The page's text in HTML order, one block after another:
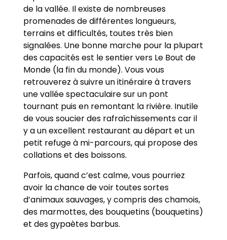
de la vallée. Il existe de nombreuses
promenades de différentes longueurs,
terrains et difficultés, toutes très bien
signalées. Une bonne marche pour la plupart
des capacités est le sentier vers Le Bout de
Monde (la fin du monde). Vous vous
retrouverez à suivre un itinéraire à travers
une vallée spectaculaire sur un pont
tournant puis en remontant la rivière. Inutile
de vous soucier des rafraîchissements car il
y a un excellent restaurant au départ et un
petit refuge à mi-parcours, qui propose des
collations et des boissons.
Parfois, quand c’est calme, vous pourriez
avoir la chance de voir toutes sortes
d’animaux sauvages, y compris des chamois,
des marmottes, des bouquetins (bouquetins)
et des gypaètes barbus.